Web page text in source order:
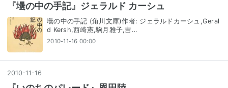
『壜の中の手記』ジェラルド カーシュ
壜の中の手記 (角川文庫)作者: ジェラルドカーシュ,Geral
d Kersh,西崎憲,駒月雅子,吉…
2010-11-16 00:00
2010-11 -16